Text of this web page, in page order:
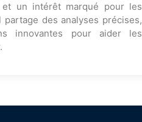
et un intérêt marqué pour les
des analyses précises,
innovantes pour aider les